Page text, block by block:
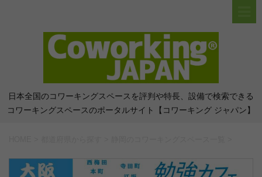
日本全国のコワーキングスペースを評判や特長、設備で検索できる
コワーキングスペースのポータルサイト【コワーキング ジャパン】